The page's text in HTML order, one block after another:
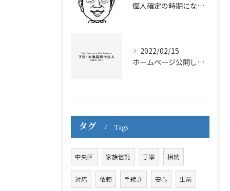
個人確定の時期になりました。
2022/02/15
ホームページ公開しました。
タグ Tags
中央区 家族信託 丁寧 相続
対応 依頼 手続き 安心 生前